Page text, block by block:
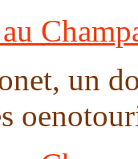
un